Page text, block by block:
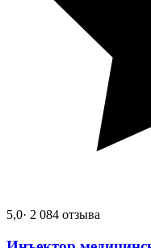
5,0· 2 084 отзыва